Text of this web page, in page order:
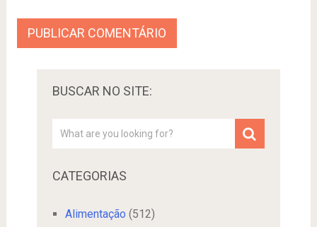
BUSCAR NO SITE:
CATEGORIAS
Alimentação (512)